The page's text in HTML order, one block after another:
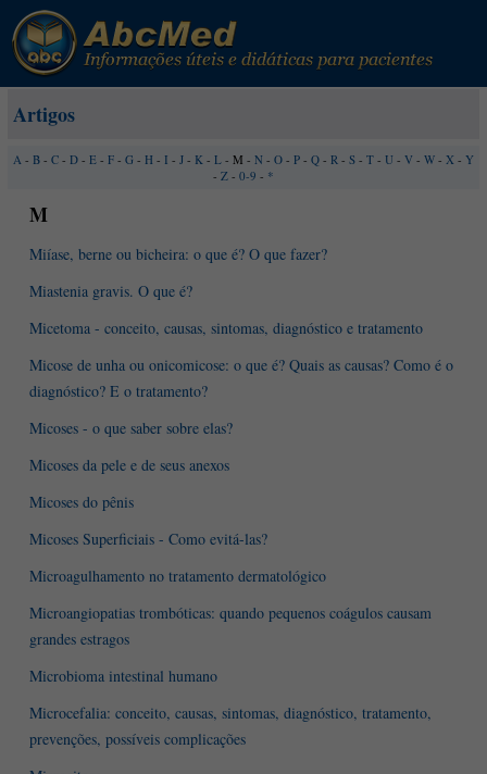
Artigos
A - B - C - D - E - F - G - H - I - J - K - L - M - N - O - P - Q - R - S - T - U - V - W - X - Y
- Z - 0-9 - *
M
Miíase, berne ou bicheira: o que é? O que fazer?
Miastenia gravis. O que é?
Micetoma - conceito, causas, sintomas, diagnóstico e tratamento
Micose de unha ou onicomicose: o que é? Quais as causas? Como é o
diagnóstico? E o tratamento?
Micoses - o que saber sobre elas?
Micoses da pele e de seus anexos
Micoses do pênis
Micoses Superficiais - Como evitá-las?
Microagulhamento no tratamento dermatológico
Microangiopatias trombóticas: quando pequenos coágulos causam
grandes estragos
Microbioma intestinal humano
Microcefalia: conceito, causas, sintomas, diagnóstico, tratamento,
prevenções, possíveis complicações